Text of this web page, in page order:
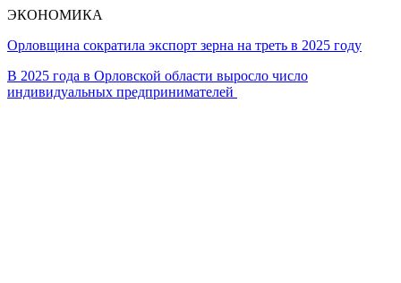
ЭКОНОМИКА
Орловщина сократила экспорт зерна на треть в 2025 году
В 2025 года в Орловской области выросло число
индивидуальных предпринимателей